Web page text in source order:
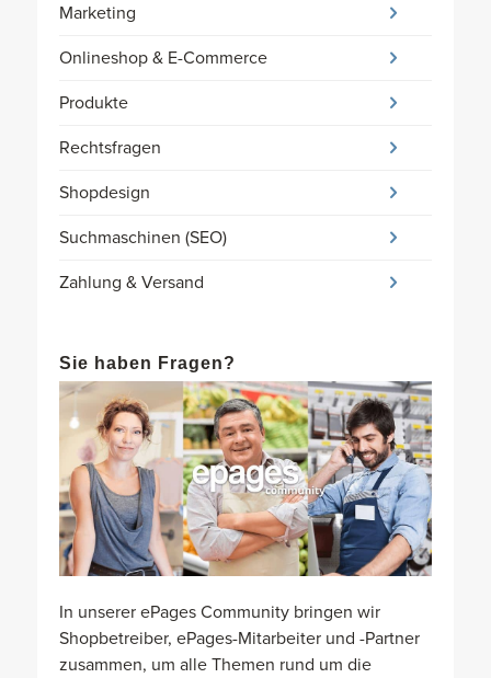
Marketing
Onlineshop & E-Commerce
Produkte
Rechtsfragen
Shopdesign
Suchmaschinen (SEO)
Zahlung & Versand
Sie haben Fragen?
In unserer ePages Community bringen wir
Shopbetreiber, ePages-Mitarbeiter und -Partner
zusammen, um alle Themen rund um die